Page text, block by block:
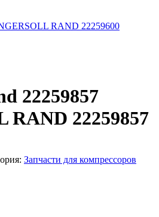
RAND 22259600
22259857
RAND 22259857
Запчасти для компрессоров